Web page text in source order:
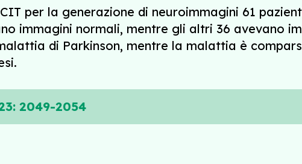
per la generazione di neuroimmagini 61
immagini normali, mentre gli altri 36 avevano
di Parkinson, mentre la malattia è
2049-2054